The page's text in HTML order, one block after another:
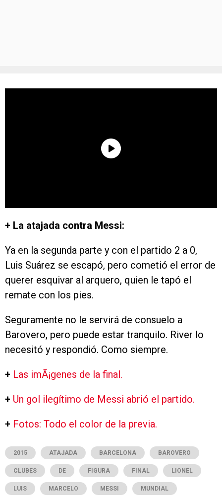
+ La atajada contra Messi:
Ya en la segunda parte y con el partido 2 a 0,
Luis Suárez se escapó, pero cometió el error de
querer esquivar al arquero, quien le tapó el
remate con los pies.
Seguramente no le servirá de consuelo a
Barovero, pero puede estar tranquilo. River lo
necesitó y respondió. Como siempre.
+ Las imÃ¡genes de la final.
+ Un gol ilegítimo de Messi abrió el partido.
+ Fotos: Todo el color de la previa.
2015 ATAJADA BARCELONA BAROVERO
CLUBES DE FIGURA FINAL LIONEL
LUIS MARCELO MESSI MUNDIAL